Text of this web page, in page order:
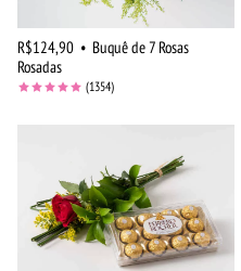
R$124,90 • Buquê de 7 Rosas
Rosadas
(1354)